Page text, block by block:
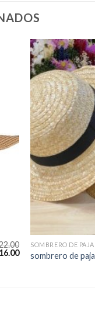
SOMBRERO DE PAJA
sombrero de paja